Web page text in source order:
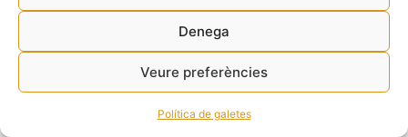
Denega
Veure preferències
Política de galetes